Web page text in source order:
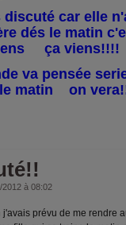
discuté car elle
dés le matin
ça viens!!!!
va pensée
le matin on
2012 à 08:02
j'avais prévu de me rendre